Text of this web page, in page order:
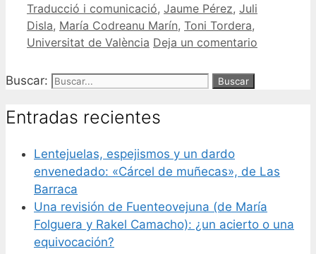
Traducció i comunicació, Jaume Pérez, Juli
Disla, María Codreanu Marín, Toni Tordera,
Universitat de València Deja un comentario
Buscar:
Entradas recientes
Lentejuelas, espejismos y un dardo
envenedado: «Cárcel de muñecas», de Las
Barraca
Una revisión de Fuenteovejuna (de María
Folguera y Rakel Camacho): ¿un acierto o una
equivocación?